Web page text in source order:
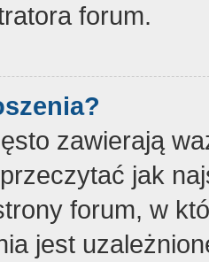
forum.
zawierają
jak
forum, w
jest